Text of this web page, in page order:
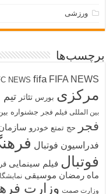
ورزشی
برچسب‌ها
NEWS fifa FIFA NEWS
مرکزی بورس تئاتر
بین المللی فیلم فجر جشنواره
فجر
حج تمتع خودرو
فدراسیون فوتبال
فوتبال فیلم سینمایی
ماه رمضان موسیقی
وزارت صمت وزارت